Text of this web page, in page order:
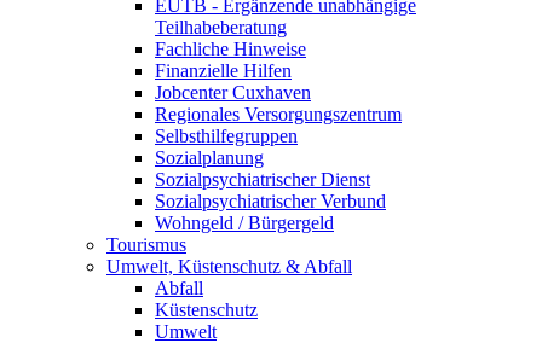
EUTB - Ergänzende unabhängige
Teilhabeberatung
Fachliche Hinweise
Finanzielle Hilfen
Jobcenter Cuxhaven
Regionales Versorgungszentrum
Selbsthilfegruppen
Sozialplanung
Sozialpsychiatrischer Dienst
Sozialpsychiatrischer Verbund
Wohngeld / Bürgergeld
Tourismus
Umwelt, Küstenschutz & Abfall
Abfall
Küstenschutz
Umwelt